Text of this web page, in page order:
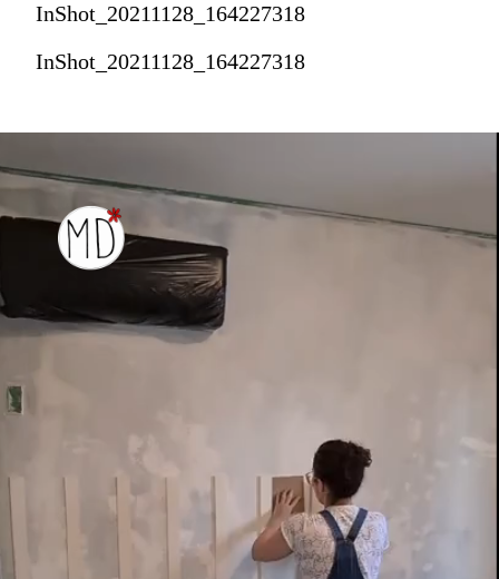
InShot_20211128_164227318
InShot_20211128_164227318